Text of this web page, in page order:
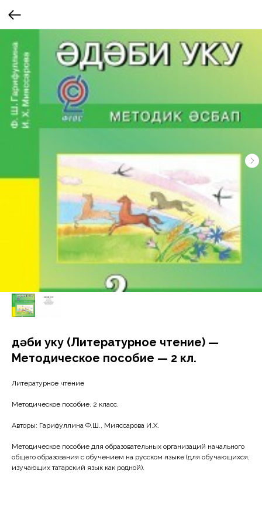
Әдәби уку (Литературное чтение) —
Методическое пособие — 2 кл.
Литературное чтение
Методическое пособие. 2 класс.
Авторы: Гарифуллина Ф.Ш., Мияссарова И.Х.
Методическое пособие для образовательных организаций начального
общего образования с обучением на русском языке (для обучающихся,
изучающих татарский язык как родной).